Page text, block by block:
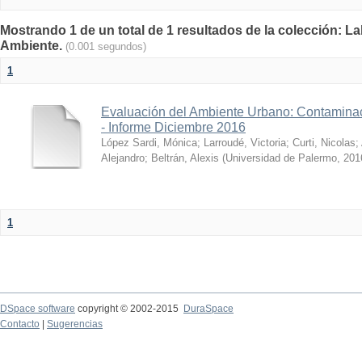
Mostrando 1 de un total de 1 resultados de la colección:
Ambiente. (0.001 segundos)
1
Evaluación del Ambiente Urbano:
- Informe Diciembre 2016
López Sardi, Mónica; Larroudé, Victoria; Curti, Nicolas;
Alejandro; Beltrán, Alexis (Universidad de Palermo,
1
DSpace software copyright © 2002-2015
DuraSpace
Contacto
Sugerencias